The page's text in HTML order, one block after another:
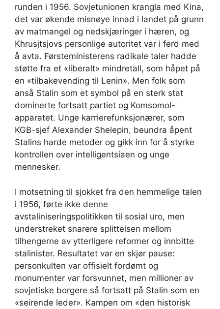
runden i 1956. Sovjetunionen krangla med Kina,
det var økende misnøye innad i landet på grunn
av matmangel og nedskjæringer i hæren, og
Khrusjtsjovs personlige autoritet var i ferd med
å avta. Førsteministerens radikale taler hadde
støtte fra et «liberalt» mindretall, som håpet på
en «tilbakevending til Lenin». Men folk som
anså Stalin som et symbol på en sterk stat
dominerte fortsatt partiet og Komsomol-
apparatet. Unge karrierefunksjonærer, som
KGB-sjef Alexander Shelepin, beundra åpent
Stalins harde metoder og gikk inn for å styrke
kontrollen over intelligentsiaen og unge
mennesker.
I motsetning til sjokket fra den hemmelige talen
i 1956, førte ikke denne
avstaliniseringspolitikken til sosial uro, men
understreket snarere splittelsen mellom
tilhengerne av ytterligere reformer og innbitte
stalinister. Resultatet var en skjør pause:
personkulten var offisielt fordømt og
monumenter var forsvunnet, men millioner av
sovjetiske borgere så fortsatt på Stalin som en
«seirende leder». Kampen om «den historisk